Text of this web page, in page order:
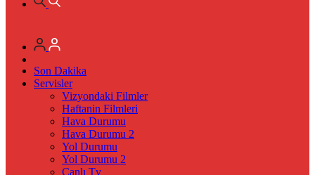
Son Dakika
Servisler
Vizyondaki Filmler
Haftanin Filmleri
Hava Durumu
Hava Durumu 2
Yol Durumu
Yol Durumu 2
Canlı Tv